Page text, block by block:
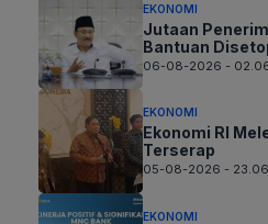
EKONOMI
Jutaan
Bantuan
06-08-2026 -
EKONOMI
Ekonomi RI
Terserap
05-08-2026 - 23.06
EKONOMI